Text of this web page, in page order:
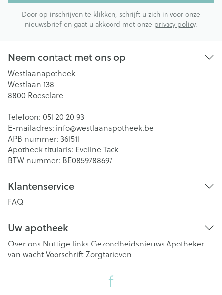
Door op inschrijven te klikken, schrijft u zich in voor onze
nieuwsbrief en gaat u akkoord met onze privacy policy.
Neem contact met ons op
Westlaanapotheek
Westlaan 138
8800 Roeselare
Telefoon: 051 20 20 93
E-mailadres: info@westlaanapotheek.be
APB nummer: 361511
Apotheek titularis: Eveline Tack
BTW nummer: BE0859788697
Klantenservice
FAQ
Uw apotheek
Over ons Nuttige links Gezondheidsnieuws Apotheker
van wachtVoorschriftZorgtarieven